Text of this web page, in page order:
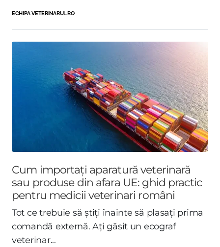
ECHIPA VETERINARUL.RO
Cum importați aparatură veterinară
sau produse din afara UE: ghid practic
pentru medicii veterinari români
Tot ce trebuie să știți înainte să plasați prima
comandă externă. Ați găsit un ecograf
veterinar...